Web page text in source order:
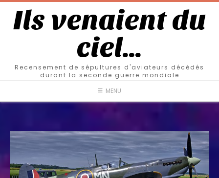
Ils venaient du
ciel…
Recensement de sépultures d'aviateurs décédés
durant la seconde guerre mondiale
MENU